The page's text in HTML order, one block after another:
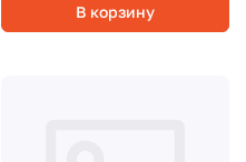
В корзину